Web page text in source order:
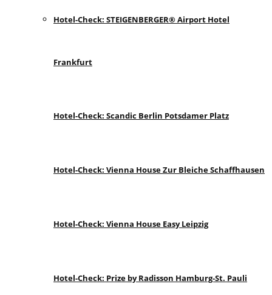
Hotel-Check: STEIGENBERGER® Airport Hotel
Frankfurt
Hotel-Check: Scandic Berlin Potsdamer Platz
Hotel-Check: Vienna House Zur Bleiche Schaffhausen
Hotel-Check: Vienna House Easy Leipzig
Hotel-Check: Prize by Radisson Hamburg-St. Pauli